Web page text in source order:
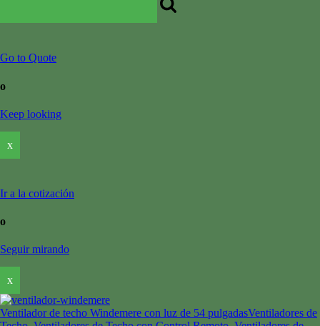
Go to Quote
o
Keep looking
x
Ir a la cotización
o
Seguir mirando
x
Ventilador de techo Windemere con luz de 54 pulgadasVentiladores de